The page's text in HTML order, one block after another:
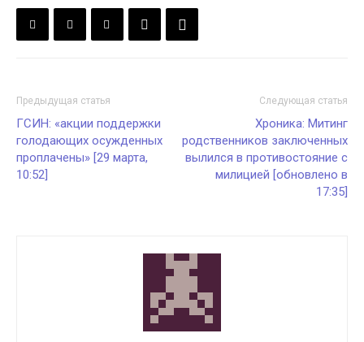
Предыдущая статья
ГСИН: «акции поддержки
голодающих осужденных
проплачены» [29 марта,
10:52]
Следующая статья
Хроника: Митинг
родственников заключенных
вылился в противостояние с
милицией [обновлено в
17:35]